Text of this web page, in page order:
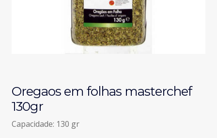
Oregaos em folhas masterchef
130gr
Capacidade: 130 gr